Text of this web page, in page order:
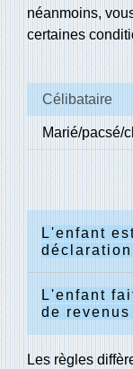
néanmoins,
certaines
Célibataire
Marié/pacsé/
L'enfant
L'enfant
de revenus
Les règles